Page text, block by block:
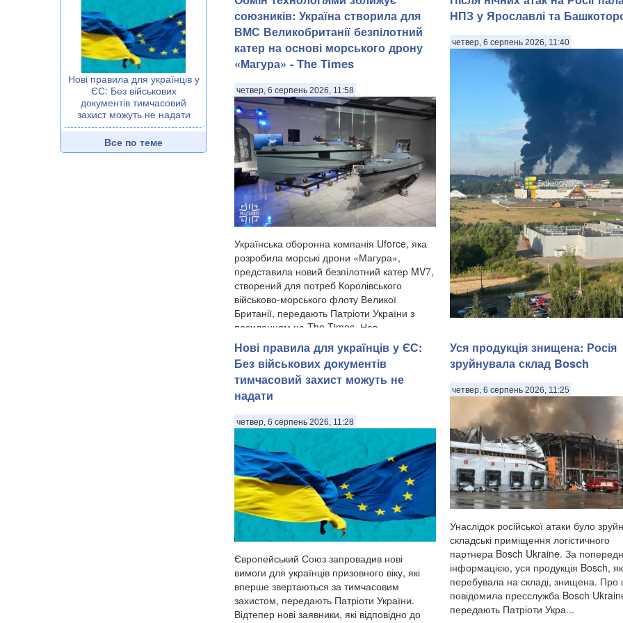
Нові правила для українців у
ЄС: Без військових
документів тимчасовий
захист можуть не надати
Все по теме
союзників: Україна створила для
ВМС Великобританії безпілотний
катер на основі морського дрону
«Магура» - The Times
четвер, 6 серпень 2026, 11:58
Українська оборонна компанія Uforce, яка
розробила морські дрони «Магура»,
представила новий безпілотний катер MV7,
створений для потреб Королівського
військово-морського флоту Великої
Британії, передають Патріоти України з
посиланням на The Times. Нов...
НПЗ у Ярославлі та
четвер, 6 серпень 2026, 11:40
найбільших нафтопереробних
Місцева влада заявила про
повідомив губернатор Ярославської
Михайло Євраєв, передають
України. . За с...
Нові правила для українців у ЄС:
Без військових документів
тимчасовий захист можуть не
надати
четвер, 6 серпень 2026, 11:28
Європейський Союз запровадив нові
вимоги для українців призовного віку, які
вперше звертаються за тимчасовим
захистом, передають Патріоти України.
Відтепер нові заявники, які відповідно до
Уся продукція знищена: Росія
зруйнувала склад Bosch
четвер, 6 серпень 2026, 11:25
Унаслідок російської атаки було
складські приміщення логістичного
партнера Bosch Ukraine. За
інформацією, уся продукція Bosch,
перебувала на складі, знищена. Про
повідомила пресслужба Bosch
передають Патріоти Укра...